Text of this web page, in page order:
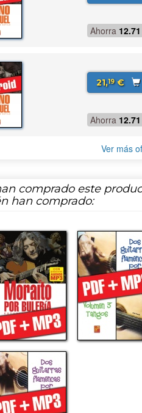
Ahorra 12.71
21,19€
Ahorra 12.71
Ver más
comprado este
han comprado: